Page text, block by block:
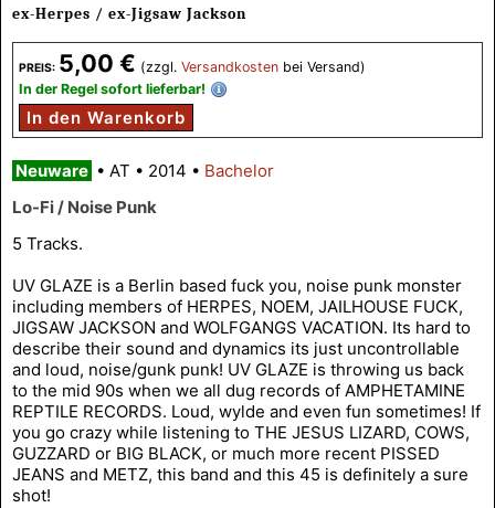
PREIS: 5,00 € (zzgl. Versandkosten bei Versand)
In der Regel sofort lieferbar!
In den Warenkorb
ex-Herpes / ex-Jigsaw Jackson
Neuware • AT • 2014 • Bachelor
Lo-Fi / Noise Punk
5 Tracks.
UV GLAZE is a Berlin based fuck you, noise punk monster
including members of HERPES, NOEM, JAILHOUSE FUCK,
JIGSAW JACKSON and WOLFGANGS VACATION. Its hard to
describe their sound and dynamics its just uncontrollable
and loud, noise/gunk punk! UV GLAZE is throwing us back
to the mid 90s when we all dug records of AMPHETAMINE
REPTILE RECORDS. Loud, wylde and even fun sometimes! If
you go crazy while listening to THE JESUS LIZARD, COWS,
GUZZARD or BIG BLACK, or much more recent PISSED
JEANS and METZ, this band and this 45 is definitely a sure
shot!